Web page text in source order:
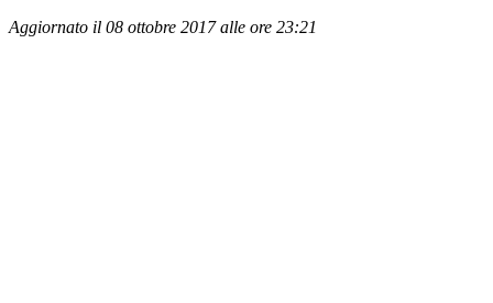
Aggiornato il 08 ottobre 2017 alle ore 23:21